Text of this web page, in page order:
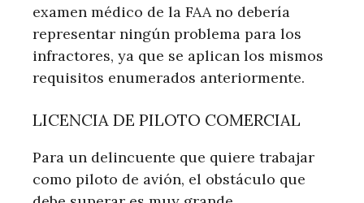
examen médico de la FAA no debería
representar ningún problema para los
infractores, ya que se aplican los mismos
requisitos enumerados anteriormente.
LICENCIA DE PILOTO COMERCIAL
Para un delincuente que quiere trabajar
como piloto de avión, el obstáculo que